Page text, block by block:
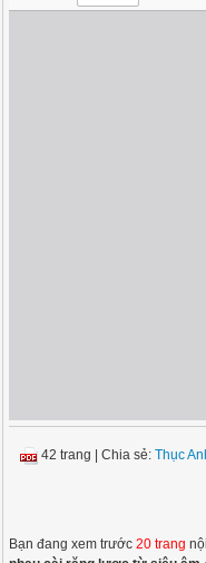
42 trang |Chia sẻ:Thục
Bạn đang xem trước20 trang